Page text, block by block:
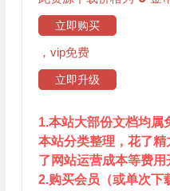
立即购买
，vip免费
立即升级
1.本站大部份文档均属
本站分类整理，花了
了网站运营成本等费用
2.购买会员（或单次下